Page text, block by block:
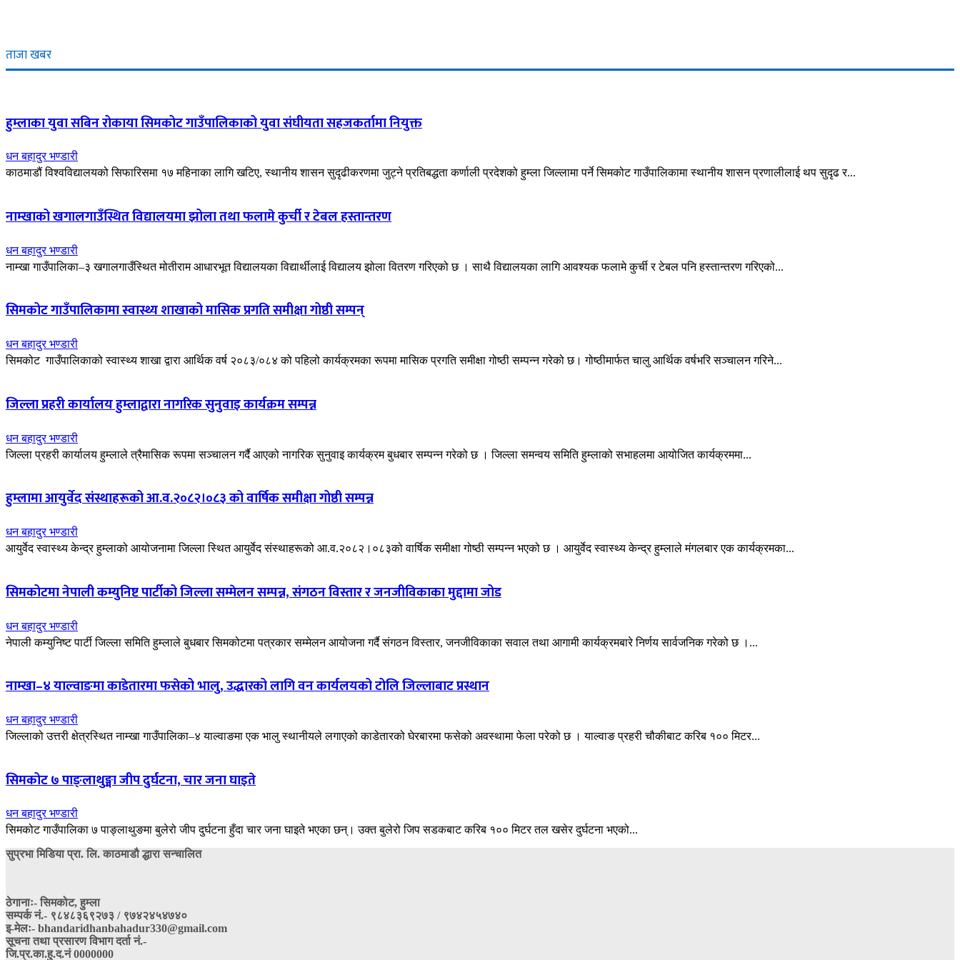
ताजा खबर
हुम्लाका युवा सबिन रोकाया सिमकोट गाउँपालिकाको युवा संघीयता सहजकर्तामा नियुक्त
धन बहादुर भण्डारी
काठमाडौं विश्वविद्यालयको सिफारिसमा १७ महिनाका लागि खटिए, स्थानीय शासन सुदृढीकरणमा जुट्ने प्रतिबद्धता कर्णाली प्रदेशको हुम्ला जिल्लामा पर्ने सिमकोट गाउँपालिकामा स्थानीय शासन प्रणालीलाई थप सुदृढ र...
नाम्खाको खगालगाउँस्थित विद्यालयमा झोला तथा फलामे कुर्ची र टेबल हस्तान्तरण
धन बहादुर भण्डारी
नाम्खा गाउँपालिका–३ खगालगाउँस्थित मोतीराम आधारभूत विद्यालयका विद्यार्थीलाई विद्यालय झोला वितरण गरिएको छ । साथै विद्यालयका लागि आवश्यक फलामे कुर्ची र टेबल पनि हस्तान्तरण गरिएको...
सिमकोट गाउँपालिकामा स्वास्थ्य शाखाको मासिक प्रगति समीक्षा गोष्ठी सम्पन्
धन बहादुर भण्डारी
सिमकोट गाउँपालिकाको स्वास्थ्य शाखा द्वारा आर्थिक वर्ष २०८३/०८४ को पहिलो कार्यक्रमका रूपमा मासिक प्रगति समीक्षा गोष्ठी सम्पन्न गरेको छ। गोष्ठीमार्फत चालु आर्थिक वर्षभरि सञ्चालन गरिने...
जिल्ला प्रहरी कार्यालय हुम्लाद्वारा नागरिक सुनुवाइ कार्यक्रम सम्पन्न
धन बहादुर भण्डारी
जिल्ला प्रहरी कार्यालय हुम्लाले त्रैमासिक रूपमा सञ्चालन गर्दै आएको नागरिक सुनुवाइ कार्यक्रम बुधबार सम्पन्न गरेको छ । जिल्ला समन्वय समिति हुम्लाको सभाहलमा आयोजित कार्यक्रममा...
हुम्लामा आयुर्वेद संस्थाहरूको आ.व.२०८२।०८३ को वार्षिक समीक्षा गोष्ठी सम्पन्न
धन बहादुर भण्डारी
आयुर्वेद स्वास्थ्य केन्द्र हुम्लाको आयोजनामा जिल्ला स्थित आयुर्वेद संस्थाहरूको आ.व.२०८२।०८३को वार्षिक समीक्षा गोष्ठी सम्पन्न भएको छ । आयुर्वेद स्वास्थ्य केन्द्र हुम्लाले मंगलबार एक कार्यक्रमका...
सिमकोटमा नेपाली कम्युनिष्ट पार्टीको जिल्ला सम्मेलन सम्पन्न, संगठन विस्तार र जनजीविकाका मुद्दामा जोड
धन बहादुर भण्डारी
नेपाली कम्युनिष्ट पार्टी जिल्ला समिति हुम्लाले बुधबार सिमकोटमा पत्रकार सम्मेलन आयोजना गर्दै संगठन विस्तार, जनजीविकाका सवाल तथा आगामी कार्यक्रमबारे निर्णय सार्वजनिक गरेको छ ।...
नाम्खा–४ याल्वाङमा काडेतारमा फसेको भालु, उद्धारको लागि वन कार्यलयको टोलि जिल्लाबाट प्रस्थान
धन बहादुर भण्डारी
जिल्लाको उत्तरी क्षेत्रस्थित नाम्खा गाउँपालिका–४ याल्वाङमा एक भालु स्थानीयले लगाएको काडेतारको घेरबारमा फसेको अवस्थामा फेला परेको छ । याल्वाङ प्रहरी चौकीबाट करिब १०० मिटर...
सिमकोट ७ पाङ्लाथुङ्मा जीप दुर्घटना, चार जना घाइते
धन बहादुर भण्डारी
सिमकोट गाउँपालिका ७ पाङ्लाथुङमा बुलेरो जीप दुर्घटना हुँदा चार जना घाइते भएका छन्। उक्त बुलेरो जिप सडकबाट करिब १०० मिटर तल खसेर दुर्घटना भएको...
सुप्रभा मिडिया प्रा. लि. काठमाडौ द्धारा सन्चालित
ठेगानाः- सिमकोट, हुम्ला
सम्पर्क नं‍.- ९८४८३६९२७३ / ९७४२४५४७४०
इ-मेलः- bhandaridhanbahadur330@gmail.com
सूचना तथा प्रसारण विभाग दर्ता नं.-
जि.प्र.का.हु.द.नं 0000000